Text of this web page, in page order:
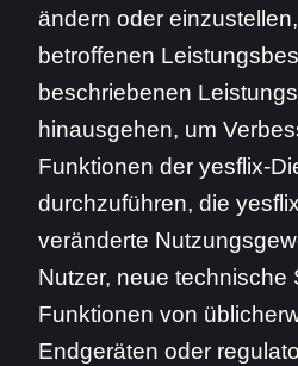
ändern oder
betroffenen
beschriebenen
hinausgehen, um
Funktionen der yesflix-
durchzuführen, die
veränderte
Nutzer, neue technische
Funktionen von
Endgeräten oder